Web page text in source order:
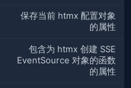
保存当前 htmx 配置对象
的属性
包含为 htmx 创建 SSE
EventSource 对象的函数
的属性